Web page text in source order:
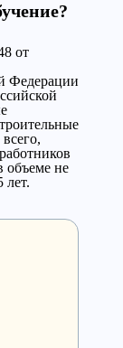
от
Федерации
объеме не
лет.